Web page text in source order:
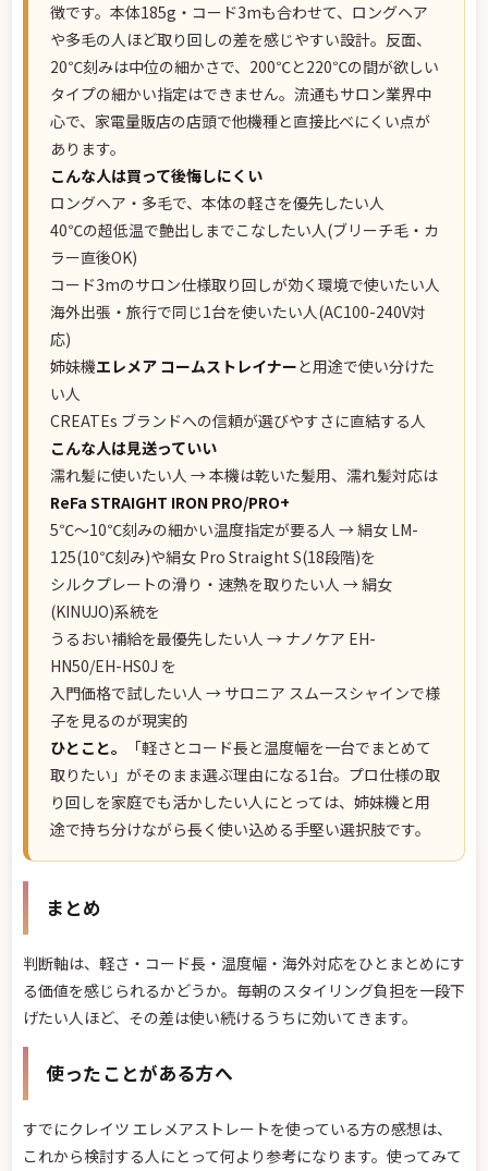
徴です。本体185g・コード3mも合わせて、ロングヘア
や多毛の人ほど取り回しの差を感じやすい設計。反面、
20℃刻みは中位の細かさで、200℃と220℃の間が欲しい
タイプの細かい指定はできません。流通もサロン業界中
心で、家電量販店の店頭で他機種と直接比べにくい点が
あります。
こんな人は買って後悔しにくい
ロングヘア・多毛で、本体の軽さを優先したい人
40℃の超低温で艶出しまでこなしたい人(ブリーチ毛・カ
ラー直後OK)
コード3mのサロン仕様取り回しが効く環境で使いたい人
海外出張・旅行で同じ1台を使いたい人(AC100-240V対
応)
姉妹機エレメア コームストレイナーと用途で使い分けた
い人
CREATEs ブランドへの信頼が選びやすさに直結する人
こんな人は見送っていい
濡れ髪に使いたい人 → 本機は乾いた髪用、濡れ髪対応は
ReFa STRAIGHT IRON PRO/PRO+
5℃〜10℃刻みの細かい温度指定が要る人 → 絹女 LM-
125(10℃刻み)や絹女 Pro Straight S(18段階)を
シルクプレートの滑り・速熱を取りたい人 → 絹女
(KINUJO)系統を
うるおい補給を最優先したい人 → ナノケア EH-
HN50/EH-HS0J を
入門価格で試したい人 → サロニア スムースシャインで様
子を見るのが現実的
ひとこと。
「軽さとコード長と温度幅を一台でまとめて
取りたい」がそのまま選ぶ理由になる1台。プロ仕様の取
り回しを家庭でも活かしたい人にとっては、姉妹機と用
途で持ち分けながら長く使い込める手堅い選択肢です。
まとめ
判断軸は、軽さ・コード長・温度幅・海外対応をひとまとめにす
る価値を感じられるかどうか。毎朝のスタイリング負担を一段下
げたい人ほど、その差は使い続けるうちに効いてきます。
使ったことがある方へ
すでにクレイツ エレメアストレートを使っている方の感想は、
これから検討する人にとって何より参考になります。使ってみて